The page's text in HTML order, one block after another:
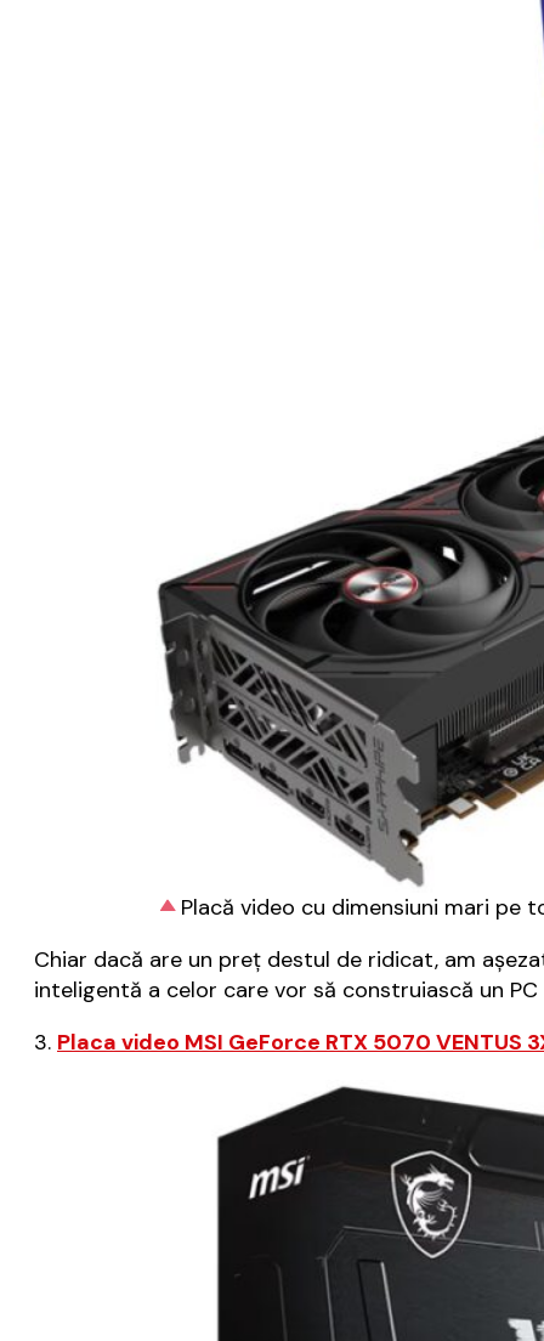
Placă video cu dimensiuni mari pe
Chiar dacă are un preț destul de ridicat, am
inteligentă a celor care vor să construiască un
3. Placa video MSI GeForce RTX 5070 VENTUS